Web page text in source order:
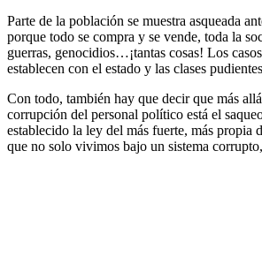
Parte de la población se muestra asqueada
porque todo se compra y se vende, toda la
guerras, genocidios…¡tantas cosas! Los
establecen con el estado y las clases
Con todo, también hay que decir que más
corrupción del personal político está el
establecido la ley del más fuerte, más propia
que no solo vivimos bajo un sistema